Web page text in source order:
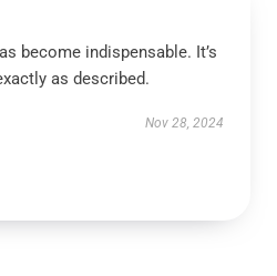
become indispensable. It’s
as described.
Nov 28, 2024